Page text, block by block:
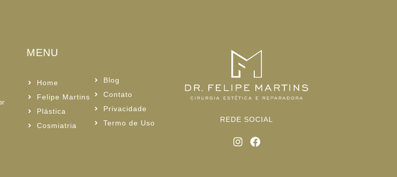
MENU
Home
Felipe Martins
Plástica
Cosmiatria
Blog
Contato
Privacidade
Termo de Uso
REDE SOCIAL